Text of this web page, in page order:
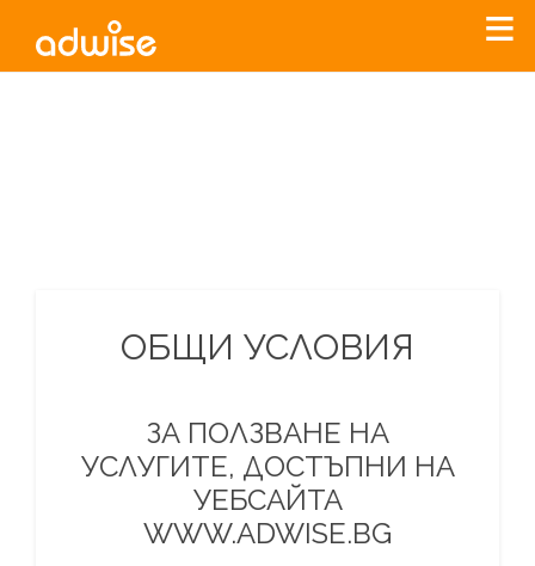
ОБЩИ УСЛОВИЯ
ЗА ПОЛЗВАНЕ НА
УСЛУГИТЕ, ДОСТЪПНИ НА
УЕБСАЙТА
WWW.ADWISE.BG